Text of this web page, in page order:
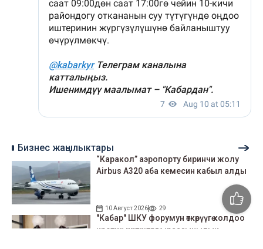
Бизнес жаңылыктары
“Каракол” аэропорту биринчи жолу
Airbus A320 аба кемесин кабыл алды
10 Август 2026 29
"Кабар" ШКУ форумун өткөрүүгө колдоо
көрсөткөн өнөктөштөргө ыраазычылык